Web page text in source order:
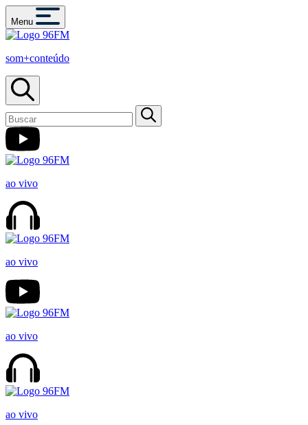
Menu
som+conteúdo
ao vivo
ao vivo
ao vivo
ao vivo